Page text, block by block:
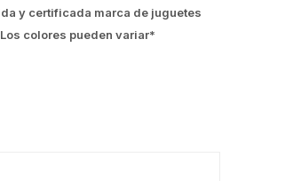
y certificada marca de juguetes
colores pueden variar*